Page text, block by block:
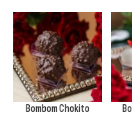
Bombom Chokito